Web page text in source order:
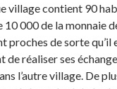
village contient 90
10 000 de la monnaie
proches de sorte qu’il
de réaliser ses
l’autre village. De